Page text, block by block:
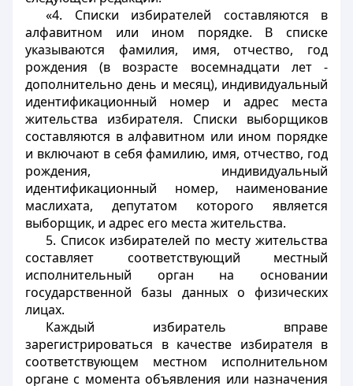
«4. Списки избирателей составляются в
алфавитном или ином порядке. В списке
указываются фамилия, имя, отчество, год
рождения (в возрасте восемнадцати лет -
дополнительно день и месяц), индивидуальный
идентификационный номер и адрес места
жительства избирателя. Списки выборщиков
составляются в алфавитном или ином порядке
и включают в себя фамилию, имя, отчество, год
рождения, индивидуальный
идентификационный номер, наименование
маслихата, депутатом которого является
выборщик, и адрес его места жительства.
5. Список избирателей по месту жительства
составляет соответствующий местный
исполнительный орган на основании
государственной базы данных о физических
лицах.
Каждый избиратель вправе
зарегистрироваться в качестве избирателя в
соответствующем местном исполнительном
органе с момента объявления или назначения